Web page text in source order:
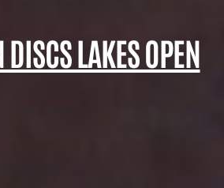
DISCS LAKES OPEN